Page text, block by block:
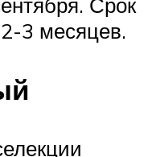
3 месяцев.